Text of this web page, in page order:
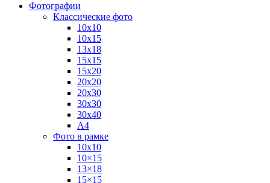
Фотографии
Классические фото
10х10
10х15
13х18
15х15
15х20
20х20
20х30
30х30
30х40
А4
Фото в рамке
10х10
10×15
13×18
15×15